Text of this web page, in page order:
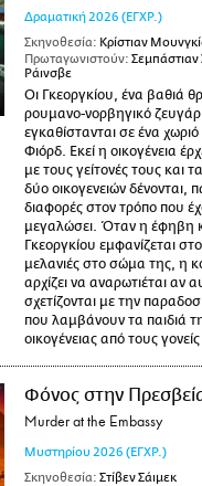
Δραματική 2026 (ΕΓΧΡ.)
Σκηνοθεσία: Κρίστιαν
Πρωταγωνιστούν: Σεμπάστιαν
Ράινσβε
Οι Γκεοργκίου, ένα βαθιά
ρουμανο-νορβηγικό
εγκαθίστανται σε ένα
Φιόρδ. Εκεί η οικογένεια
με τους γείτονές τους και
δύο οικογενειών δένονται,
διαφορές στον τρόπο που
μεγαλώσει. Όταν η έφηβη
Γκεοργκίου εμφανίζεται
μελανιές στο σώμα της, η
αρχίζει να αναρωτιέται αν
σχετίζονται με την
που λαμβάνουν τα παιδιά
οικογένειας από τους
Φόνος στην
Murder at the Embassy
Μυστηρίου 2026 (ΕΓΧΡ.)
Σκηνοθεσία: Στίβεν Σάιμεκ